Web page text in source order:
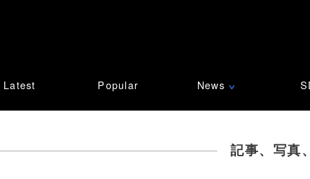
Latest Popular News ∨
記事、写真